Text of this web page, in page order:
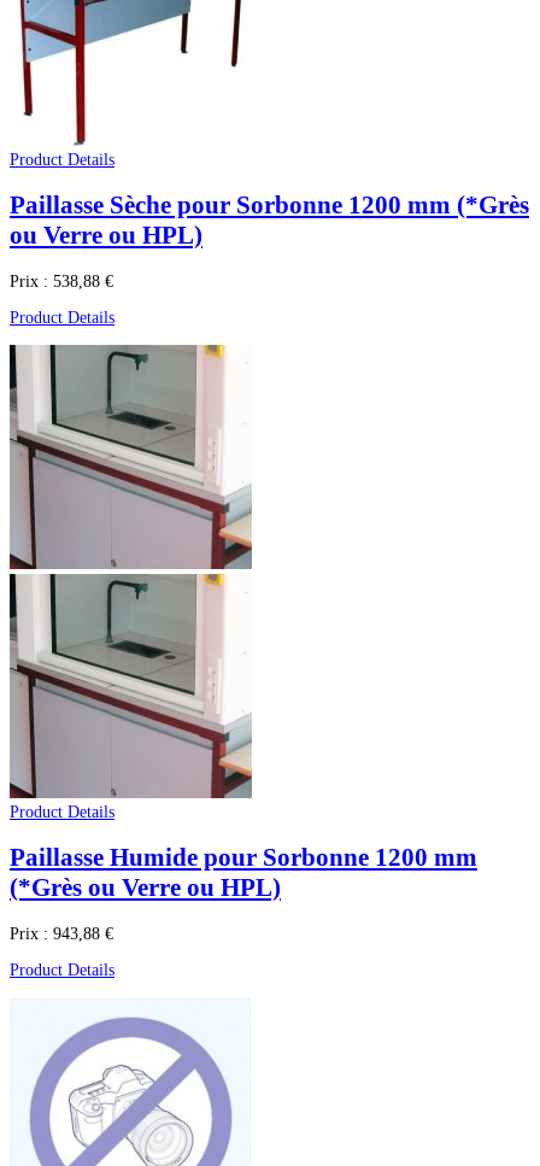
Product Details
Paillasse Sèche pour Sorbonne 1200 mm (*Grès
ou Verre ou HPL)
Prix : 538,88 €
Product Details
Product Details
Paillasse Humide pour Sorbonne 1200 mm
(*Grès ou Verre ou HPL)
Prix : 943,88 €
Product Details